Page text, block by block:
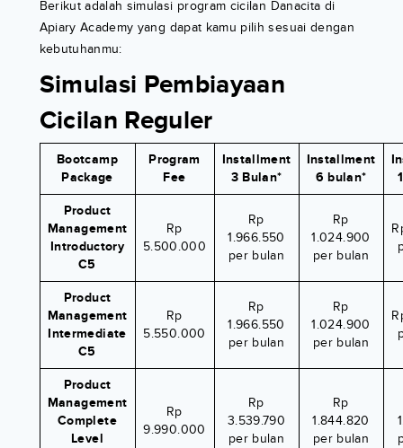
Berikut adalah simulasi program cicilan Danacita di
Apiary Academy yang dapat kamu pilih sesuai dengan
kebutuhanmu:
Simulasi Pembiayaan
Cicilan Reguler
Bootcamp
Package
Program
Fee
Installment
3 Bulan*
Installment
6 bulan*
Product
Management
Introductory
C5
Rp
5.500.000
Rp
1.966.550
per bulan
Rp
1.024.900
per bulan
Product
Management
Intermediate
C5
Rp
5.550.000
Rp
1.966.550
per bulan
Rp
1.024.900
per bulan
Product
Management
Complete
Level
Rp
9.990.000
Rp
3.539.790
per bulan
Rp
1.844.820
per bulan